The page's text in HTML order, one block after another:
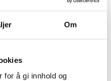
Om
for å gi innhold og